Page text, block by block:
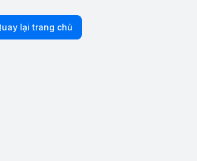
lại trang chủ